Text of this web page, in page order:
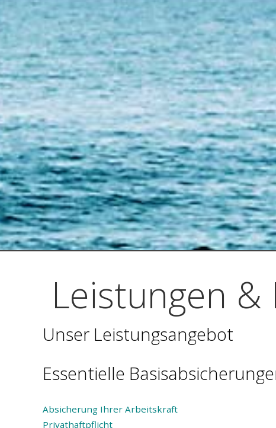
Leistungen &
Unser Leistungsangebot
Essentielle
Absicherung Ihrer Arbeitskraft
Privathaftpflicht